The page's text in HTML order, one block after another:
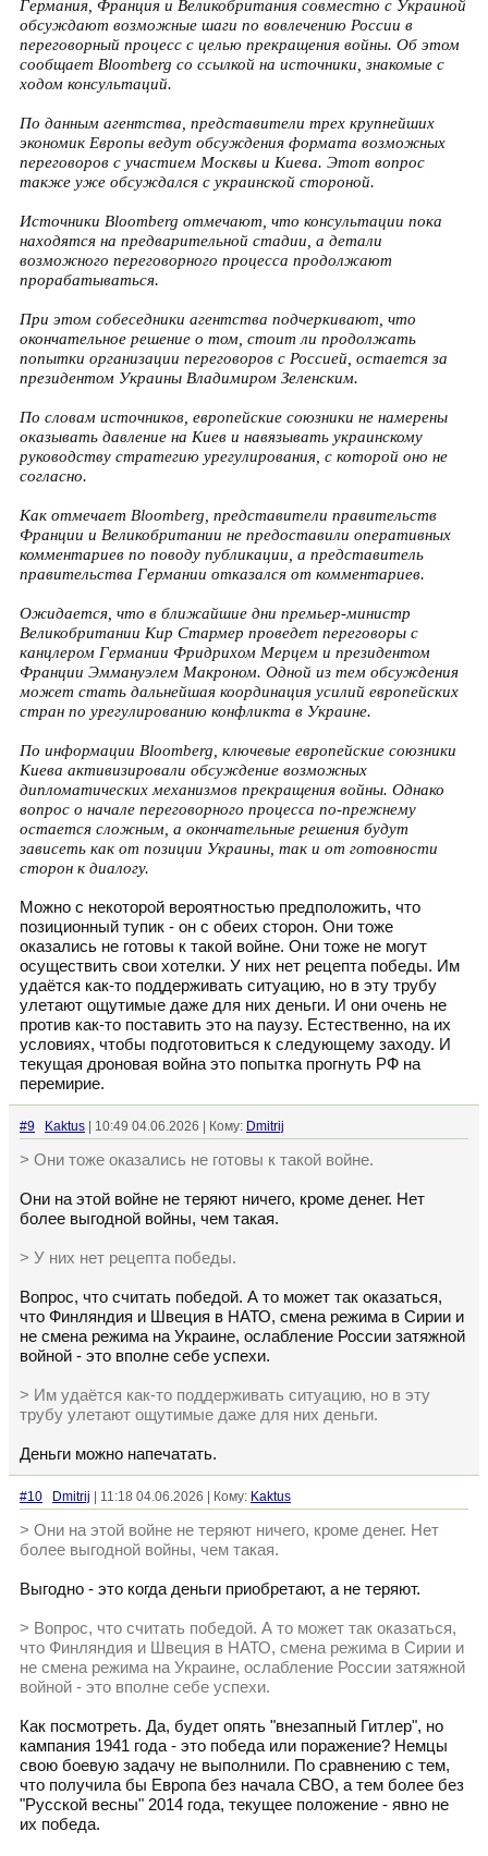
Германия, Франция и Великобритания совместно с Украиной
обсуждают возможные шаги по вовлечению России в
переговорный процесс с целью прекращения войны. Об этом
сообщает Bloomberg со ссылкой на источники, знакомые с
ходом консультаций.
По данным агентства, представители трех крупнейших
экономик Европы ведут обсуждения формата возможных
переговоров с участием Москвы и Киева. Этот вопрос
также уже обсуждался с украинской стороной.
Источники Bloomberg отмечают, что консультации пока
находятся на предварительной стадии, а детали
возможного переговорного процесса продолжают
прорабатываться.
При этом собеседники агентства подчеркивают, что
окончательное решение о том, стоит ли продолжать
попытки организации переговоров с Россией, остается за
президентом Украины Владимиром Зеленским.
По словам источников, европейские союзники не намерены
оказывать давление на Киев и навязывать украинскому
руководству стратегию урегулирования, с которой оно не
согласно.
Как отмечает Bloomberg, представители правительств
Франции и Великобритании не предоставили оперативных
комментариев по поводу публикации, а представитель
правительства Германии отказался от комментариев.
Ожидается, что в ближайшие дни премьер-министр
Великобритании Кир Стармер проведет переговоры с
канцлером Германии Фридрихом Мерцем и президентом
Франции Эммануэлем Макроном. Одной из тем обсуждения
может стать дальнейшая координация усилий европейских
стран по урегулированию конфликта в Украине.
По информации Bloomberg, ключевые европейские союзники
Киева активизировали обсуждение возможных
дипломатических механизмов прекращения войны. Однако
вопрос о начале переговорного процесса по-прежнему
остается сложным, а окончательные решения будут
зависеть как от позиции Украины, так и от готовности
сторон к диалогу.
Можно с некоторой вероятностью предположить, что
позиционный тупик - он с обеих сторон. Они тоже
оказались не готовы к такой войне. Они тоже не могут
осуществить свои хотелки. У них нет рецепта победы. Им
удаётся как-то поддерживать ситуацию, но в эту трубу
улетают ощутимые даже для них деньги. И они очень не
против как-то поставить это на паузу. Естественно, на их
условиях, чтобы подготовиться к следующему заходу. И
текущая дроновая война это попытка прогнуть РФ на
перемирие.
#9 Kaktus | 10:49 04.06.2026 | Кому: Dmitrij
> Они тоже оказались не готовы к такой войне.
Они на этой войне не теряют ничего, кроме денег. Нет
более выгодной войны, чем такая.
> У них нет рецепта победы.
Вопрос, что считать победой. А то может так оказаться,
что Финляндия и Швеция в НАТО, смена режима в Сирии и
не смена режима на Украине, ослабление России затяжной
войной - это вполне себе успехи.
> Им удаётся как-то поддерживать ситуацию, но в эту
трубу улетают ощутимые даже для них деньги.
Деньги можно напечатать.
#10 Dmitrij | 11:18 04.06.2026 | Кому: Kaktus
> Они на этой войне не теряют ничего, кроме денег. Нет
более выгодной войны, чем такая.
Выгодно - это когда деньги приобретают, а не теряют.
> Вопрос, что считать победой. А то может так оказаться,
что Финляндия и Швеция в НАТО, смена режима в Сирии и
не смена режима на Украине, ослабление России затяжной
войной - это вполне себе успехи.
Как посмотреть. Да, будет опять "внезапный Гитлер", но
кампания 1941 года - это победа или поражение? Немцы
свою боевую задачу не выполнили. По сравнению с тем,
что получила бы Европа без начала СВО, а тем более без
"Русской весны" 2014 года, текущее положение - явно не
их победа.